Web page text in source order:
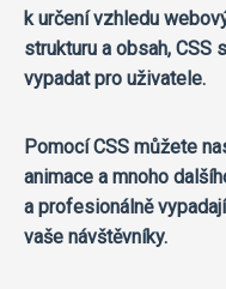
k určení vzhledu
strukturu a obsah, CSS
vypadat pro uživatele.
Pomocí CSS můžete
animace a mnoho
a profesionálně
vaše návštěvníky.